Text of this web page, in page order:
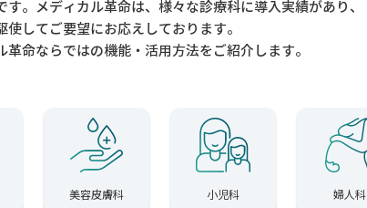
。メディカル革命は、様々な診療科に導入実績があり、
使してご要望にお応えしております。
命ならではの機能・活用方法をご紹介します。
美容皮膚科 小児科 婦人科